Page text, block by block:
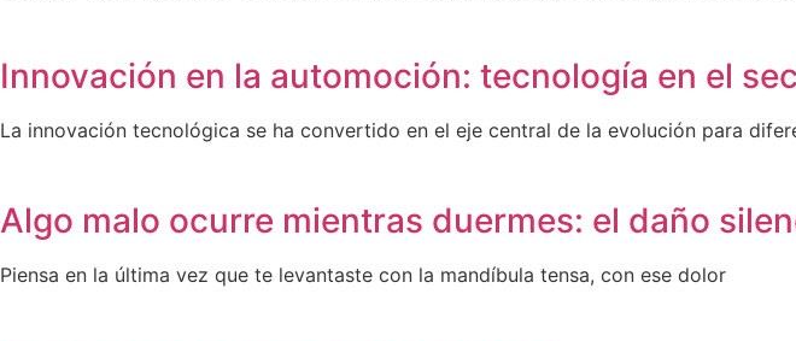
Innovación en la automoción: tecnología en el
La innovación tecnológica se ha convertido en el eje central de la evolución para
Algo malo ocurre mientras duermes: el daño
Piensa en la última vez que te levantaste con la mandíbula tensa, con ese dolor